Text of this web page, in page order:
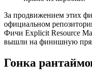
За продвижением этих
официальном
Фичи Explicit Resource
вышли на финишную
Гонка